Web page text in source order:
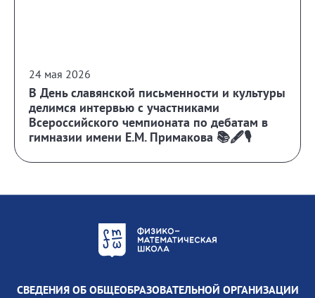
24 мая 2026
В День славянской письменности и культуры
делимся интервью с участниками
Всероссийского чемпионата по дебатам в
гимназии имени Е.М. Примакова 📚🖋️🎙️
СВЕДЕНИЯ ОБ ОБЩЕОБРАЗОВАТЕЛЬНОЙ ОРГАНИЗАЦИИ